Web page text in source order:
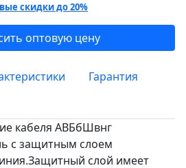
скидки до 20%
оптовую цену
Гарантия
кабеля АВБбШвнг
с защитным слоем
слой имеет